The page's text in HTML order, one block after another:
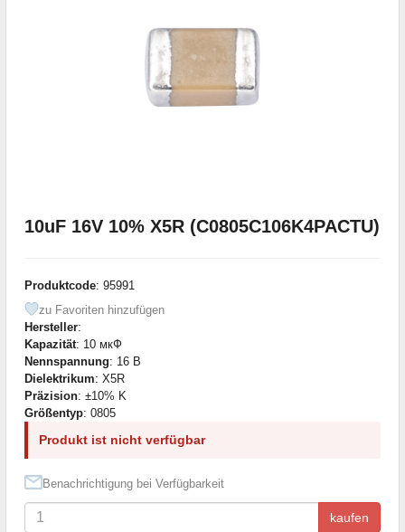
10uF 16V 10% X5R (C0805C106K4PACTU)
Produktcode: 95991
zu Favoriten hinzufügen
Hersteller:
Kapazität: 10 мкФ
Nennspannung: 16 В
Dielektrikum: X5R
Präzision: ±10% K
Größentyp: 0805
Produkt ist nicht verfügbar
Benachrichtigung bei Verfügbarkeit
kaufen